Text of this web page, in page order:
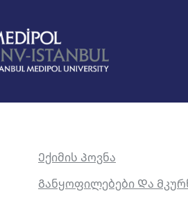
Ექიმის Პოვნა
Განყოფილებები Და